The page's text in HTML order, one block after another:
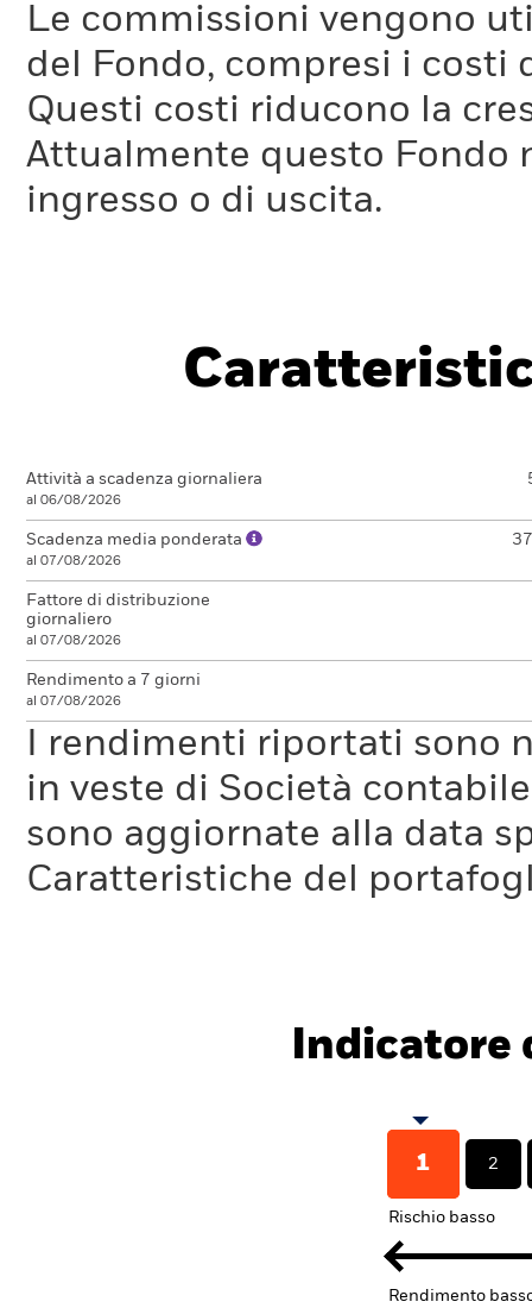
Le commissioni vengono
del Fondo, compresi i
Questi costi riducono la
Attualmente questo Fondo
ingresso o di uscita.
Attività a scadenza giornaliera
al 06/08/2026
Scadenza media ponderata
al 07/08/2026
Fattore di distribuzione
giornaliero
al 07/08/2026
Rendimento a 7 giorni
al 07/08/2026
I rendimenti riportati sono
in veste di Società
sono aggiornate alla data
Caratteristiche del
Indicatore
1 2
Rischio basso
Rendimento